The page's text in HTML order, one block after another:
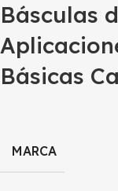
Básculas
Básicas
MARCA